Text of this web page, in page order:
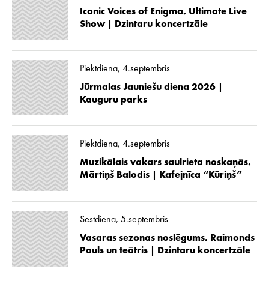
Iconic Voices of Enigma. Ultimate Live
Show | Dzintaru koncertzāle
Piektdiena, 4.septembris
Jūrmalas Jauniešu diena 2026 |
Kauguru parks
Piektdiena, 4.septembris
Muzikālais vakars saulrieta noskaņās.
Mārtiņš Balodis | Kafejnīca “Kūriņš”
Sestdiena, 5.septembris
Vasaras sezonas noslēgums. Raimonds
Pauls un teātris | Dzintaru koncertzāle